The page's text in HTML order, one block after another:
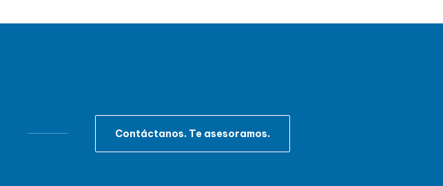
Contáctanos. Te asesoramos.